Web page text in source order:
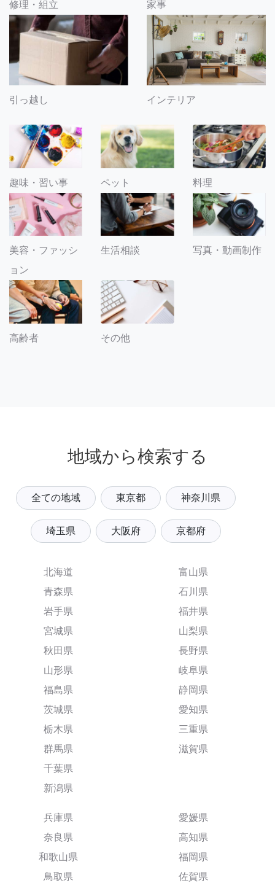
修理・組立 家事
引っ越し インテリア
趣味・習い事 ペット 料理
美容・ファッシ
ョン
生活相談 写真・動画制作
高齢者 その他
地域から検索する
全ての地域 東京都 神奈川県
埼玉県 大阪府 京都府
北海道
青森県
岩手県
宮城県
秋田県
山形県
福島県
茨城県
栃木県
群馬県
千葉県
新潟県
富山県
石川県
福井県
山梨県
長野県
岐阜県
静岡県
愛知県
三重県
滋賀県
兵庫県
奈良県
和歌山県
鳥取県
愛媛県
高知県
福岡県
佐賀県